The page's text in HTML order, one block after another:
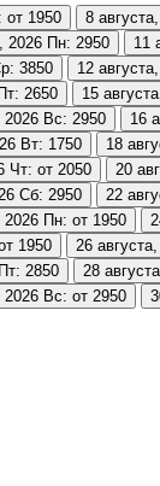
от 1950 8
2026 Пн: 2950 11
3850 12
Пт: 2650 15
2026 Вс: 2950 16
Вт: 1750 18
Чт: от 2050 20
Сб: 2950 22
2026 Пн: от 1950
1950 26
Пт: 2850 28
2026 Вс: от 2950